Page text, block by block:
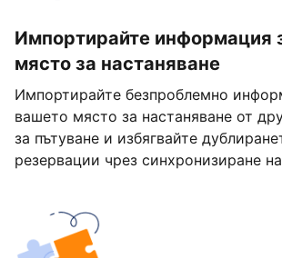
Импортирайте информация
място за настаняване
Импортирайте безпроблемно
вашето място за настаняване от
за пътуване и избягвайте
резервации чрез синхронизиране